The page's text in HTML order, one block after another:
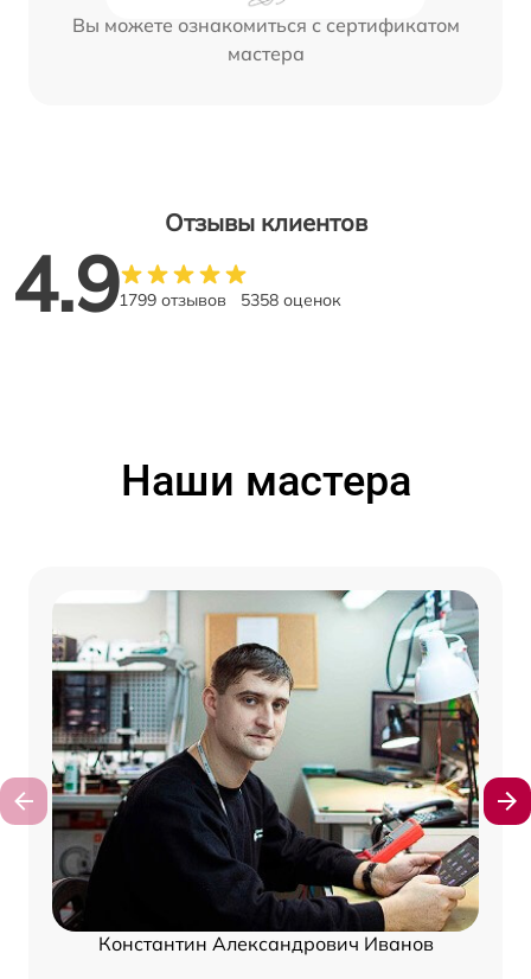
Вы можете ознакомиться с сертификатом
мастера
Отзывы клиентов
4.91799 отзывов 5358 оценок
Наши мастера
Константин Александрович Иванов